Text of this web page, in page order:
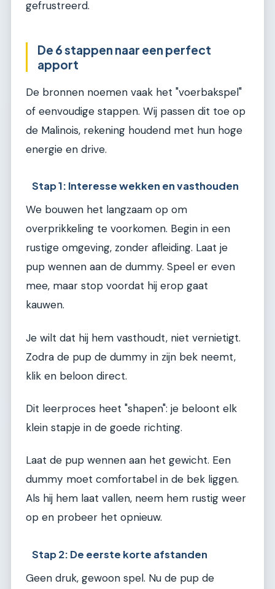
gefrustreerd.
De 6 stappen naar een perfect
apport
De bronnen noemen vaak het "voerbakspel"
of eenvoudige stappen. Wij passen dit toe op
de Malinois, rekening houdend met hun hoge
energie en drive.
Stap 1: Interesse wekken en vasthouden
We bouwen het langzaam op om
overprikkeling te voorkomen. Begin in een
rustige omgeving, zonder afleiding. Laat je
pup wennen aan de dummy. Speel er even
mee, maar stop voordat hij erop gaat
kauwen.
Je wilt dat hij hem vasthoudt, niet vernietigt.
Zodra de pup de dummy in zijn bek neemt,
klik en beloon direct.
Dit leerproces heet "shapen": je beloont elk
klein stapje in de goede richting.
Laat de pup wennen aan het gewicht. Een
dummy moet comfortabel in de bek liggen.
Als hij hem laat vallen, neem hem rustig weer
op en probeer het opnieuw.
Stap 2: De eerste korte afstanden
Geen druk, gewoon spel. Nu de pup de